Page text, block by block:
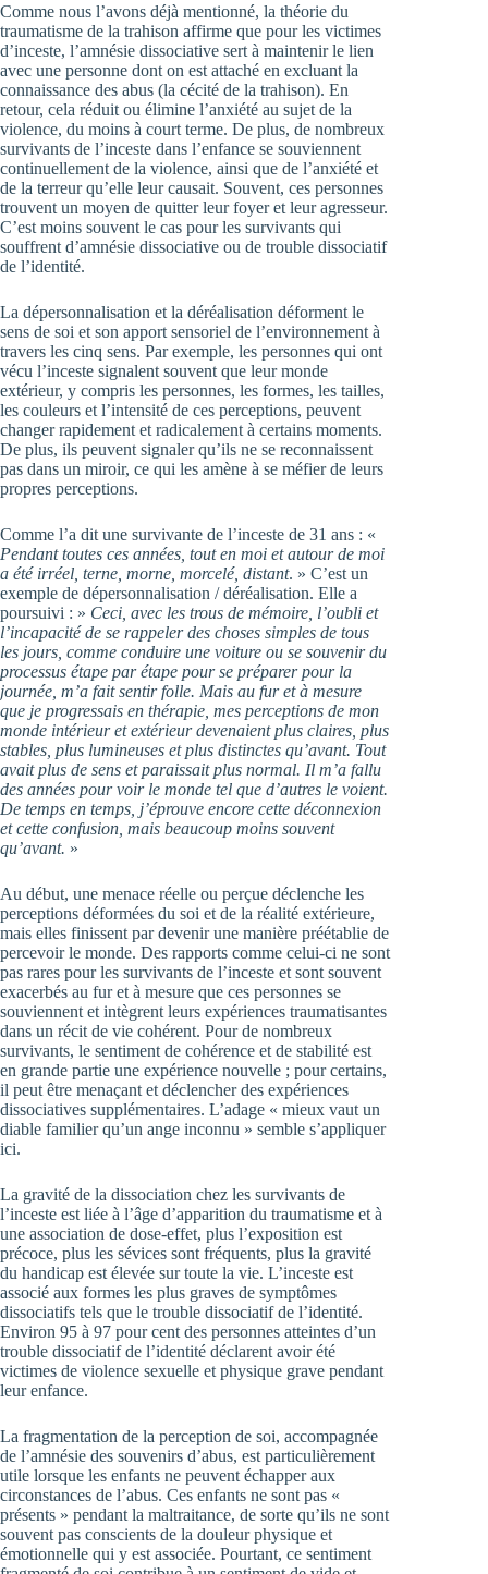
Comme nous l’avons déjà mentionné, la théorie du
traumatisme de la trahison affirme que pour les victimes
d’inceste, l’amnésie dissociative sert à maintenir le lien
avec une personne dont on est attaché en excluant la
connaissance des abus (la cécité de la trahison). En
retour, cela réduit ou élimine l’anxiété au sujet de la
violence, du moins à court terme. De plus, de nombreux
survivants de l’inceste dans l’enfance se souviennent
continuellement de la violence, ainsi que de l’anxiété et
de la terreur qu’elle leur causait. Souvent, ces personnes
trouvent un moyen de quitter leur foyer et leur agresseur.
C’est moins souvent le cas pour les survivants qui
souffrent d’amnésie dissociative ou de trouble dissociatif
de l’identité.
La dépersonnalisation et la déréalisation déforment le
sens de soi et son apport sensoriel de l’environnement à
travers les cinq sens. Par exemple, les personnes qui ont
vécu l’inceste signalent souvent que leur monde
extérieur, y compris les personnes, les formes, les tailles,
les couleurs et l’intensité de ces perceptions, peuvent
changer rapidement et radicalement à certains moments.
De plus, ils peuvent signaler qu’ils ne se reconnaissent
pas dans un miroir, ce qui les amène à se méfier de leurs
propres perceptions.
Comme l’a dit une survivante de l’inceste de 31 ans : «
Pendant toutes ces années, tout en moi et autour de moi
a été irréel, terne, morne, morcelé, distant. » C’est un
exemple de dépersonnalisation / déréalisation. Elle a
poursuivi : » Ceci, avec les trous de mémoire, l’oubli et
l’incapacité de se rappeler des choses simples de tous
les jours, comme conduire une voiture ou se souvenir du
processus étape par étape pour se préparer pour la
journée, m’a fait sentir folle. Mais au fur et à mesure
que je progressais en thérapie, mes perceptions de mon
monde intérieur et extérieur devenaient plus claires, plus
stables, plus lumineuses et plus distinctes qu’avant. Tout
avait plus de sens et paraissait plus normal. Il m’a fallu
des années pour voir le monde tel que d’autres le voient.
De temps en temps, j’éprouve encore cette déconnexion
et cette confusion, mais beaucoup moins souvent
qu’avant. »
Au début, une menace réelle ou perçue déclenche les
perceptions déformées du soi et de la réalité extérieure,
mais elles finissent par devenir une manière préétablie de
percevoir le monde. Des rapports comme celui-ci ne sont
pas rares pour les survivants de l’inceste et sont souvent
exacerbés au fur et à mesure que ces personnes se
souviennent et intègrent leurs expériences traumatisantes
dans un récit de vie cohérent. Pour de nombreux
survivants, le sentiment de cohérence et de stabilité est
en grande partie une expérience nouvelle ; pour certains,
il peut être menaçant et déclencher des expériences
dissociatives supplémentaires. L’adage « mieux vaut un
diable familier qu’un ange inconnu » semble s’appliquer
ici.
La gravité de la dissociation chez les survivants de
l’inceste est liée à l’âge d’apparition du traumatisme et à
une association de dose-effet, plus l’exposition est
précoce, plus les sévices sont fréquents, plus la gravité
du handicap est élevée sur toute la vie. L’inceste est
associé aux formes les plus graves de symptômes
dissociatifs tels que le trouble dissociatif de l’identité.
Environ 95 à 97 pour cent des personnes atteintes d’un
trouble dissociatif de l’identité déclarent avoir été
victimes de violence sexuelle et physique grave pendant
leur enfance.
La fragmentation de la perception de soi, accompagnée
de l’amnésie des souvenirs d’abus, est particulièrement
utile lorsque les enfants ne peuvent échapper aux
circonstances de l’abus. Ces enfants ne sont pas «
présents » pendant la maltraitance, de sorte qu’ils ne sont
souvent pas conscients de la douleur physique et
émotionnelle qui y est associée. Pourtant, ce sentiment